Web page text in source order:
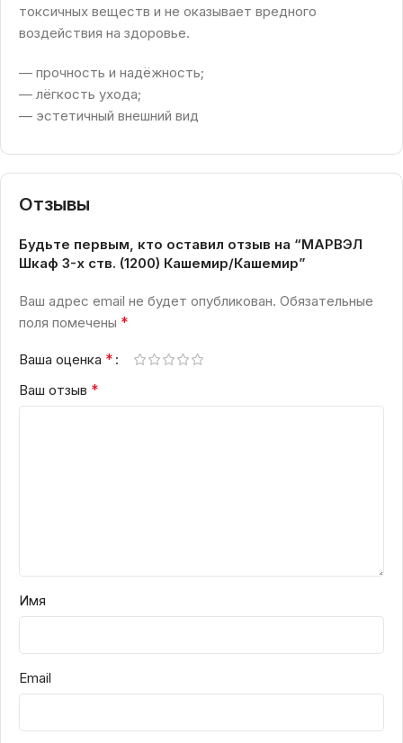
токсичных веществ и не оказывает вредного
воздействия на здоровье.
— прочность и надёжность;
— лёгкость ухода;
— эстетичный внешний вид
Отзывы
Будьте первым, кто оставил отзыв на “МАРВЭЛ
Шкаф 3-х ств. (1200) Кашемир/Кашемир”
Ваш адрес email не будет опубликован. Обязательные
поля помечены *
Ваша оценка *
Ваш отзыв *
Имя
Email